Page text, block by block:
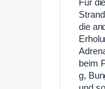
Für
die
beim
g,